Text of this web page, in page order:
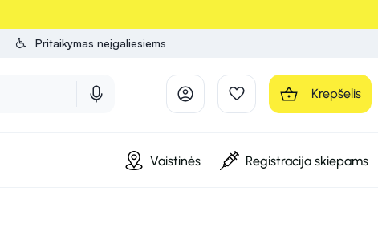
Pritaikymas neįgaliesiems
Krepšelis
Vaistinės Registracija skiepams